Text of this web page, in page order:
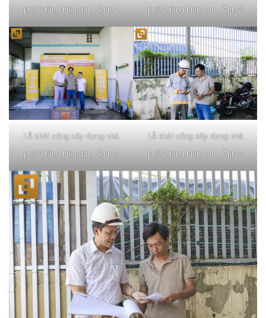
phố 2 tầng hiện đại – Ảnh 1
phố 2 tầng hiện đại – Ảnh 2
Lễ khởi công xây dựng nhà
phố 2 tầng hiện đại – Ảnh 3
Lễ khởi công xây dựng nhà
phố 2 tầng hiện đại – Ảnh 4